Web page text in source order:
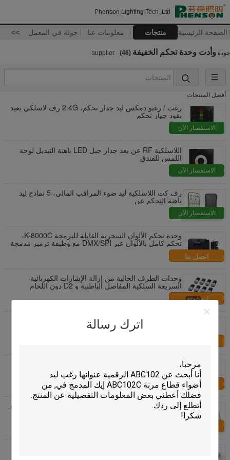
Phenson Lighting Tech.,Ltd
الصفحة الرئيسية منتجات معلومات عنا جولة في المعمل >>
اترك رسالة
جودة وأدت وحدة تحكم الخفيفة (46)
أفضل المنتجات
رغب / رغبو دمكس ليد جدار تحكم، 2.4G رف لاسلكي بعيد
يقود جهاز تحكم
الاستفسار الآن
اللاسلكية RF عن بعد جدار جبل LED باهتة التبديل لوحة
اللمس للفندق
الاستفسار الآن
رف كت اللاسلكية ليد ضوء المراقب المالي، 5 نماذج ليد
باهتة التحكم عن
الاستفسار الآن
وحدة تحكم الألوان السحرية القابلة للبرمجة K-8000C،
تحكم كامل بالألوان عبر DMX/SPI مع وظيفة ترميز مدمجة
للتحكم في الإضاءة
اتصل بنا
وحدات الطرف الخالية من إزالة الإشارات الكهربائية
السريعة السلكية المفاصل الباطنية و D2 دون اللحام
اتصل بنا
DMX512 SPI قابل للبرمجة LED Controller H807SA
8192Pixels لـ DMX512 WS2811 WS2812B WS2815
SPI إشارة خرج كامل اللون باهتة
اتصل بنا
T1000 T1000S سبي بكسل رغب ليد قطاع ضوء تحكم مع
128MB - 2GB بطاقة سد